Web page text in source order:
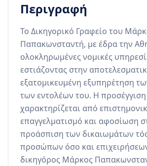
Περιγραφή
Το Δικηγορικό Γραφείο του
Παπακωνσταντή, με έδρα την
ολοκληρωμένες νομικές
εστιάζοντας στην
εξατομικευμένη εξυπηρέτηση
των εντολέων του. Η
χαρακτηρίζεται από
επαγγελματισμό και αφοσίωση
προάσπιση των δικαιωμάτων
προσώπων όσο και
δικηγόρος Μάρκος